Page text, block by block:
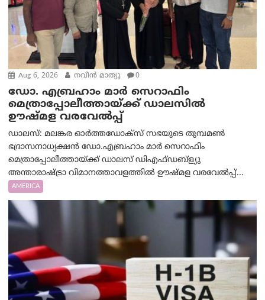
Aug 6, 2026 നവീൻ മാത്യു 0
ഡോ. എബ്രഹാം മാർ സെറാഫിം
മെത്രാപ്പോലീത്തായ്ക്ക് ഡാലസിൽ
ഊഷ്മള വരവേൽപ്പ്
ഡാലസ്: മലങ്കര ഓർത്തഡോക്സ് സഭയുടെ തുമ്പമൺ
ഭദ്രാസനാധ്യക്ഷൻ ഡോ.എബ്രഹാം മാർ സെറാഫിം
മെത്രാപ്പോലീത്തായ്ക്ക് ഡാലസ് ഡിഎഫ്ഡബ്ള്യു
അന്താരാഷ്ട്രാ വിമാനത്താവളത്തിൽ ഊഷ്മള വരവേൽപ്പ്...
AMERICA